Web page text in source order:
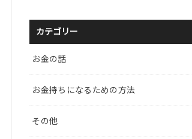
カテゴリー
お金の話
お金持ちになるための方法
その他